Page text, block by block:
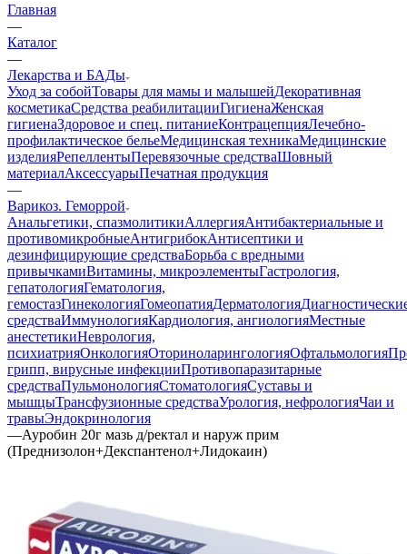
Главная
—
Каталог
—
Лекарства и БАДы
Уход за собойТовары для мамы и малышейДекоративная
косметикаСредства реабилитацииГигиенаЖенская
гигиенаЗдоровое и спец. питаниеКонтрацепцияЛечебно-
профилактическое бельеМедицинская техникаМедицинские
изделияРепеллентыПеревязочные средстваШовный
материалАксессуарыПечатная продукция
—
Варикоз. Геморрой
Анальгетики, спазмолитикиАллергияАнтибактериальные и
противомикробныеАнтигрибокАнтисептики и
дезинфицирующие средстваБорьба с вредными
привычкамиВитамины, микроэлементыГастрология,
гепатологияГематология,
гемостазГинекологияГомеопатияДерматология
средстваИммунологияКардиология, ангиологияМестные
анестетикиНеврология,
психиатрияОнкологияОториноларингологияОфтальмология
грипп, вирусные инфекцииПротивопаразитарные
средстваПульмонологияСтоматологияСуставы и
мышцыТрансфузионные средстваУрология, нефрологияЧаи и
травыЭндокринология
—Ауробин 20г мазь д/ректал и наруж прим
(Преднизолон+Декспантенол+Лидокаин)